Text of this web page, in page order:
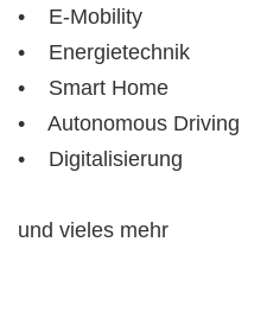
• E-Mobility
• Energietechnik
• Smart Home
• Autonomous Driving
• Digitalisierung
und vieles mehr